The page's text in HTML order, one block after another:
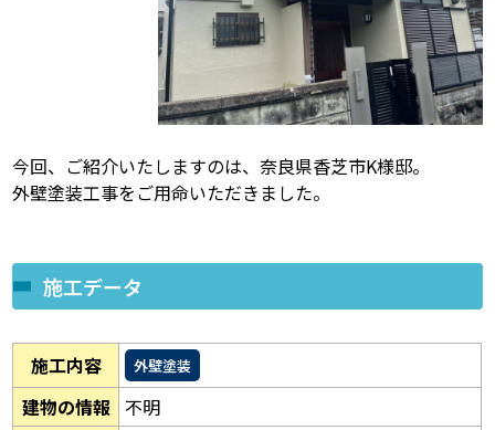
アパート・マンション修繕
見積もりシミュレーション
今回、ご紹介いたしますのは、奈良県香芝市K様邸。
外壁塗装工事をご用命いただきました。
施工データ
施工内容 外壁塗装
建物の情報 不明